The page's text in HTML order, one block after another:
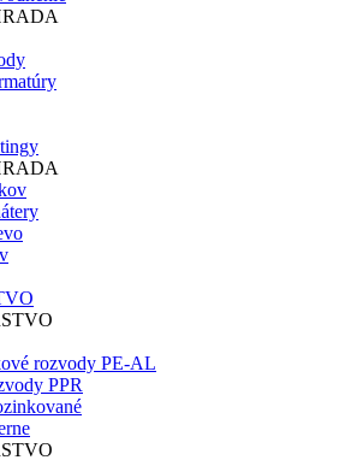
rozvody PE-AL
PPR